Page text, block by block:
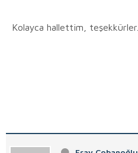
Kolayca hallettim, teşekkürler.